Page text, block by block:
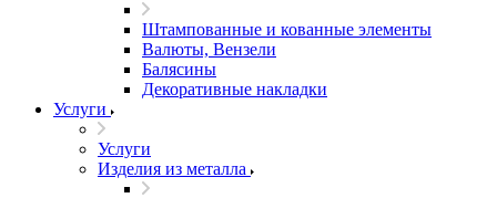
Штампованные и кованные элементы
Валюты, Вензели
Балясины
Декоративные накладки
Услуги
Услуги
Изделия из металла